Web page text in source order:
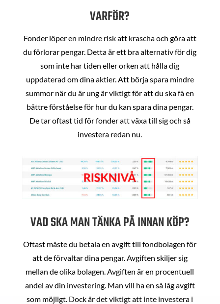
VARFÖR?
Fonder löper en mindre risk att krascha och göra att
du förlorar pengar. Detta är ett bra alternativ för dig
som inte har tiden eller orken att hålla dig
uppdaterad om dina aktier. Att börja spara mindre
summor när du är ung är viktigt för att du ska få en
bättre förståelse för hur du kan spara dina pengar.
De tar oftast tid för fonder att växa till sig och så
investera redan nu.
VAD SKA MAN TÄNKA PÅ INNAN KÖP?
Oftast måste du betala en avgift till fondbolagen för
att de förvaltar dina pengar. Avgiften skiljer sig
mellan de olika bolagen. Avgiften är en procentuell
andel av din investering. Man vill ha en så låg avgift
som möjligt. Dock är det viktigt att inte investera i